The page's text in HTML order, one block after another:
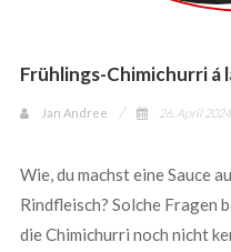
Frühlings-Chimichurri á
Jan Andree 26. April 2024
Wie, du machst eine Sauce
Rindfleisch? Solche Fragen
die Chimichurri noch nicht